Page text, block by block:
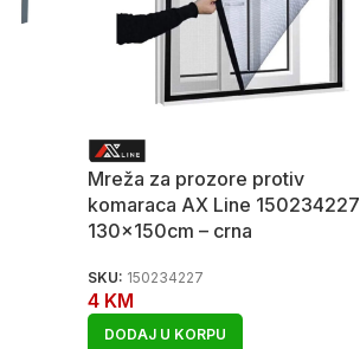
Mreža za prozore protiv
komaraca AX Line 150234227
130x150cm – crna
SKU: 150234227
4 KM
DODAJ U KORPU